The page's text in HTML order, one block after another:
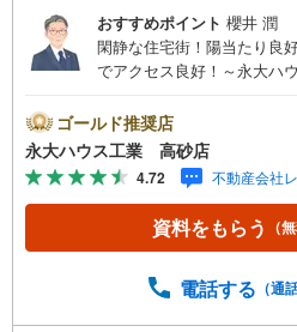
おすすめポイント 櫻井 潤
閑静な住宅街！陽当たり良
でアクセス良好！～永大ハ
大きく2つに分けてご紹介！
マンション・土地...と種別
ります。更に教育施設や商
の地域情報を総合し、お客
けるよう、しっかりとサ
豊富なスタッフ＞当社では
ん、ご購入時に気になる住
ゴールド推奨店
永大ハウス工業 高砂店
4.72 不動産会社
資料をもらう （
電話する （通